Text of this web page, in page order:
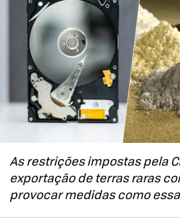
As restrições impostas pela
exportação de terras raras
provocar medidas como